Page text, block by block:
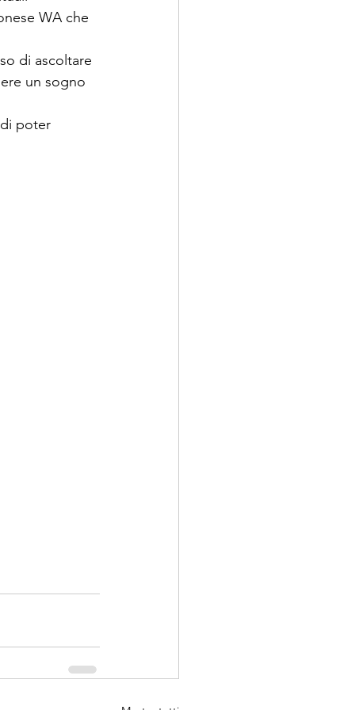
WA che
di ascoltare
un sogno
poter